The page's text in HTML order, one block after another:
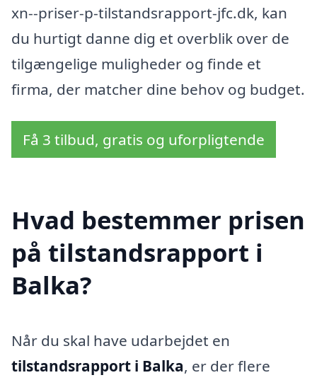
xn--priser-p-tilstandsrapport-jfc.dk, kan
du hurtigt danne dig et overblik over de
tilgængelige muligheder og finde et
firma, der matcher dine behov og budget.
Få 3 tilbud, gratis og uforpligtende
Hvad bestemmer prisen
på tilstandsrapport i
Balka?
Når du skal have udarbejdet en
tilstandsrapport i Balka, er der flere